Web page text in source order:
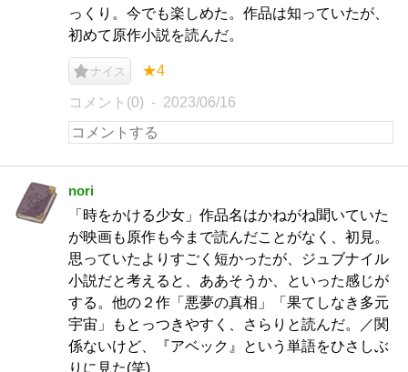
っくり。今でも楽しめた。作品は知っていたが、
初めて原作小説を読んだ。
ナイス ★4
コメント(0) 2023/06/16
nori
「時をかける少女」作品名はかねがね聞いていた
が映画も原作も今まで読んだことがなく、初見。
思っていたよりすごく短かったが、ジュブナイル
小説だと考えると、ああそうか、といった感じが
する。他の２作「悪夢の真相」「果てしなき多元
宇宙」もとっつきやすく、さらりと読んだ。／関
係ないけど、『アベック』という単語をひさしぶ
りに見た(笑)